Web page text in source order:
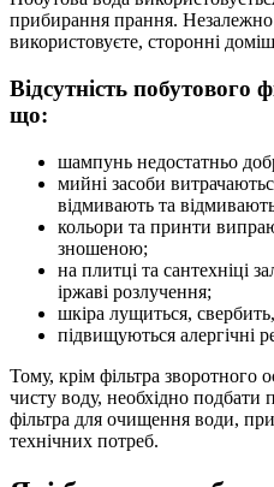
прибирання прання. Незалежно
використовуєте, сторонні
Відсутність побутового
що:
шампунь недостатньо
мийні засоби
відмивають та
кольори та принти
зношеною;
на плитці та сантехніці
іржаві розлучення;
шкіра лущиться,
підвищуються алергічні
Тому, крім фільтра зворотного
чисту воду, необхідно подбати
фільтра для очищення води,
технічних потреб.